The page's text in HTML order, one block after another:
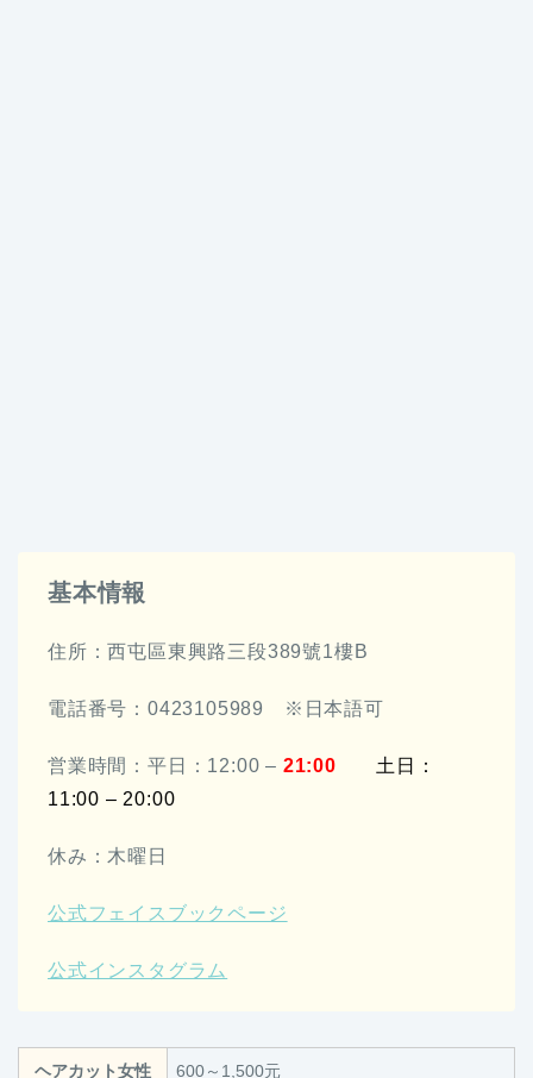
基本情報
住所：西屯區東興路三段389號1樓B
電話番号：0423105989 ※日本語可
営業時間：平日：12:00 – 21:00 土日：
11:00 – 20:00
休み：木曜日
公式フェイスブックページ
公式インスタグラム
ヘアカット女性 600～1,500元